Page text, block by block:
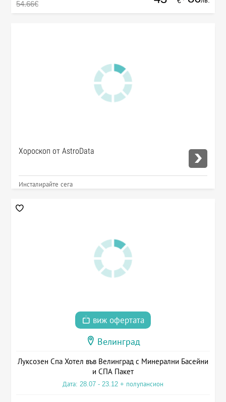
54.66€
Хороскоп от AstroData
Инсталирайте сега
виж офертата
Велинград
Луксозен Спа Хотел във Велинград с Минерални Басейни
и СПА Пакет
Дата: 28.07 - 23.12 + полупансион